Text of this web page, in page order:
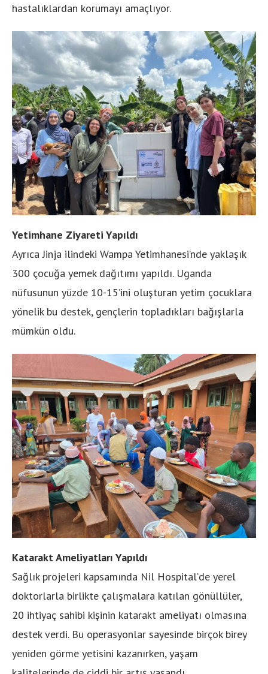
hastalıklardan korumayı amaçlıyor.
Yetimhane Ziyareti Yapıldı
Ayrıca Jinja ilindeki Wampa Yetimhanesi’nde yaklaşık
300 çocuğa yemek dağıtımı yapıldı. Uganda
nüfusunun yüzde 10-15’ini oluşturan yetim çocuklara
yönelik bu destek, gençlerin topladıkları bağışlarla
mümkün oldu.
Katarakt Ameliyatları Yapıldı
Sağlık projeleri kapsamında Nil Hospital’de yerel
doktorlarla birlikte çalışmalara katılan gönüllüler,
20 ihtiyaç sahibi kişinin katarakt ameliyatı olmasına
destek verdi. Bu operasyonlar sayesinde birçok birey
yeniden görme yetisini kazanırken, yaşam